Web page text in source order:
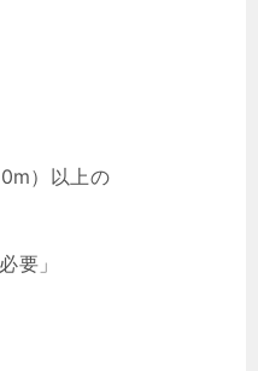
）以上の
要」